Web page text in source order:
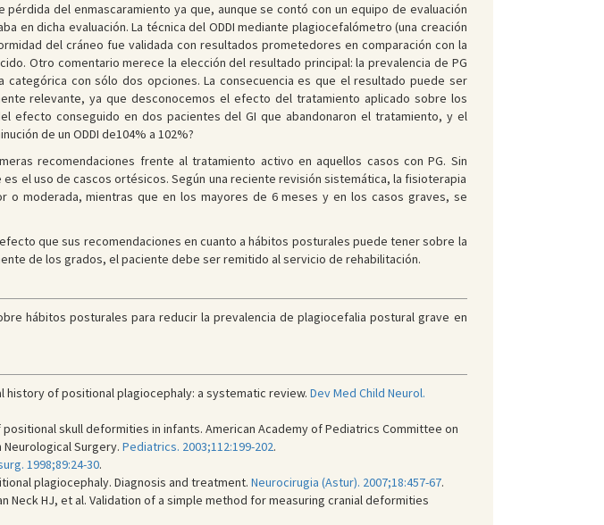
del enmascaramiento ya que, aunque se contó con un equipo de evaluación
en dicha evaluación. La técnica del ODDI mediante plagiocefalómetro (una creación
del cráneo fue validada con resultados prometedores en comparación con la
Otro comentario merece la elección del resultado principal: la prevalencia de PG
categórica con sólo dos opciones. La consecuencia es que el resultado puede ser
relevante, ya que desconocemos el efecto del tratamiento aplicado sobre los
efecto conseguido en dos pacientes del GI que abandonaron el tratamiento, y el
de un ODDI de104% a 102%?
recomendaciones frente al tratamiento activo en aquellos casos con PG. Sin
el uso de cascos ortésicos. Según una reciente revisión sistemática, la fisioterapia
moderada, mientras que en los mayores de 6 meses y en los casos graves, se
que sus recomendaciones en cuanto a hábitos posturales puede tener sobre la
de los grados, el paciente debe ser remitido al servicio de rehabilitación.
hábitos posturales para reducir la prevalencia de plagiocefalia postural grave en
history of positional plagiocephaly: a systematic review. Dev Med Child Neurol.
skull deformities in infants. American Academy of Pediatrics Committee on
Surgery. Pediatrics. 2003;112:199-202.
1998;89:24-30.
plagiocephaly. Diagnosis and treatment. Neurocirugia (Astur). 2007;18:457-67.
Neck HJ, et al. Validation of a simple method for measuring cranial deformities